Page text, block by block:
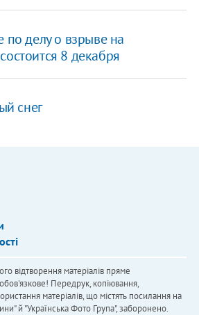
по делу о взрыве на
8 декабря
снег
відтворення матеріалів пряме
Передрук, копіювання,
матеріалів, що містять посилання на
й "Українська Фото Група", заборонено.